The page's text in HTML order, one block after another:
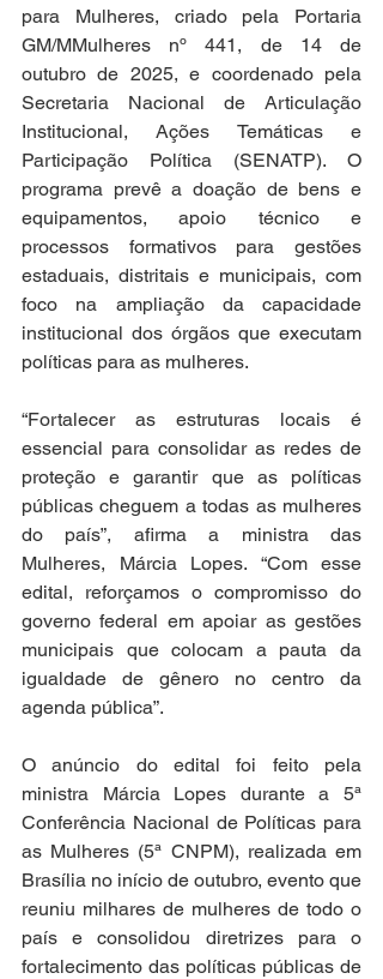
para Mulheres, criado pela Portaria
GM/MMulheres nº 441, de 14 de
outubro de 2025, e coordenado pela
Secretaria Nacional de Articulação
Institucional, Ações Temáticas e
Participação Política (SENATP). O
programa prevê a doação de bens e
equipamentos, apoio técnico e
processos formativos para gestões
estaduais, distritais e municipais, com
foco na ampliação da capacidade
institucional dos órgãos que executam
políticas para as mulheres.
“Fortalecer as estruturas locais é
essencial para consolidar as redes de
proteção e garantir que as políticas
públicas cheguem a todas as mulheres
do país”, afirma a ministra das
Mulheres, Márcia Lopes. “Com esse
edital, reforçamos o compromisso do
governo federal em apoiar as gestões
municipais que colocam a pauta da
igualdade de gênero no centro da
agenda pública”.
O anúncio do edital foi feito pela
ministra Márcia Lopes durante a 5ª
Conferência Nacional de Políticas para
as Mulheres (5ª CNPM), realizada em
Brasília no início de outubro, evento que
reuniu milhares de mulheres de todo o
país e consolidou diretrizes para o
fortalecimento das políticas públicas de